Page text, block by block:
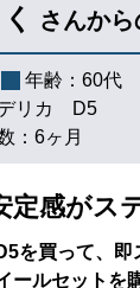
さんか
年齢： 60代
リカ D5
： 6ヶ月
定感がス
を買って、即
ールセットを